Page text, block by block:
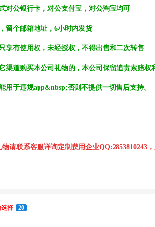
对公银行卡，对公支付宝，对公淘宝均可
留个邮箱地址，6小时内发货
享有使用权，未经授权，不得出售和二次转售
渠道购买本公司礼物的，本公司保留追责索赔权
用于违规app&nbsp;否则不提供一切售后支持。
物请联系客服详询定制费用企业QQ:2853810243
选择 20